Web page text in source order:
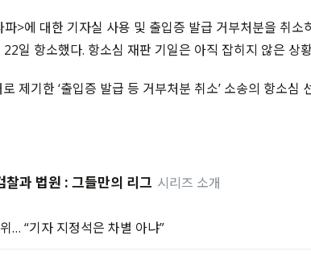
>에 대한 기자실 사용 및 출입증 발급 거부처분을 취소
일 항소했다. 항소심 재판 기일은 아직 잡히지 않은 상
제기한 ‘출입증 발급 등 거부처분 취소’ 소송의 항소심
찰과 법원 : 그들만의 리그 시리즈 소개
… “기자 지정석은 차별 아냐”